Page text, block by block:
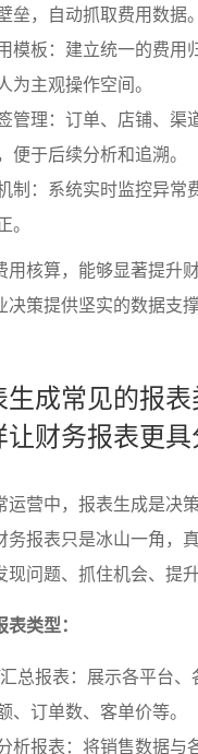
垒，自动抓取费用数据。
模板：建立统一的费用
为主观操作空间。
管理：订单、店铺、渠
便于后续分析和追溯。
制：系统实时监控异常
用核算，能够显著提升
策提供坚实的数据支撑
生成常见的报
财务报表更具
运营中，报表生成是决
务报表只是冰山一角，
现问题、抓住机会、提
类型：
总报表：展示各平台、
、订单数、客单价等。
析报表：将销售数据与